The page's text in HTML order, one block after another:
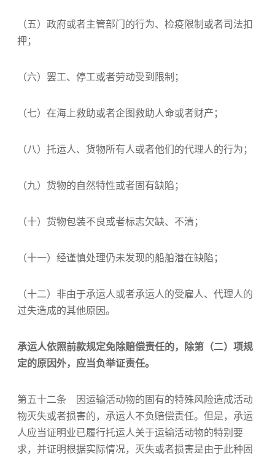
（五）政府或者主管部门的行为、检疫限制或者司法扣
押；
（六）罢工、停工或者劳动受到限制；
（七）在海上救助或者企图救助人命或者财产；
（八）托运人、货物所有人或者他们的代理人的行为；
（九）货物的自然特性或者固有缺陷；
（十）货物包装不良或者标志欠缺、不清；
（十一）经谨慎处理仍未发现的船舶潜在缺陷；
（十二）非由于承运人或者承运人的受雇人、代理人的
过失造成的其他原因。
承运人依照前款规定免除赔偿责任的，除第（二）项规
定的原因外，应当负举证责任。
第五十二条 因运输活动物的固有的特殊风险造成活动
物灭失或者损害的，承运人不负赔偿责任。但是，承运
人应当证明业已履行托运人关于运输活动物的特别要
求，并证明根据实际情况，灭失或者损害是由于此种固